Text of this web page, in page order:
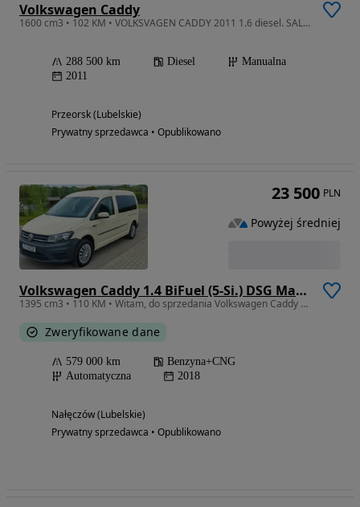
Volkswagen Caddy
1600 cm3 • 102 KM • VOLKSVAGEN CADDY 2011 1.6 diesel. SALON POLSKA. Pierwszy właściciel. POLECAM
288 500 km Diesel
Manualna
2011
Przeorsk (Lubelskie)
Prywatny sprzedawca • Opublikowano
Volkswagen Caddy 1.4 BiFuel (5-Si.) DSG Maxi Beach
1395 cm3 • 110 KM • Witam, do sprzedania Volkswagen Caddy w wersji MAXI z 2018 roku, auto
Zweryfikowane dane
579 000 km
Benzyna+CNG
Automatyczna
2018
Nałęczów (Lubelskie)
Prywatny sprzedawca • Opublikowano
23 500 PLN
Powyżej średniej